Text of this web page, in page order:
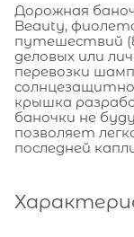
Дорожная
Beauty,
путешествий
деловых или
перевозки
крышка
баночки не
позволяет
последней